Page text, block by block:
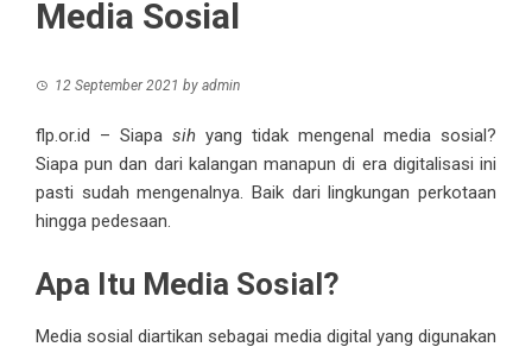
Media Sosial
12 September 2021 by admin
flp.or.id – Siapa sih yang tidak mengenal media sosial?
Siapa pun dan dari kalangan manapun di era digitalisasi ini
pasti sudah mengenalnya. Baik dari lingkungan perkotaan
hingga pedesaan.
Apa Itu Media Sosial?
Media sosial diartikan sebagai media digital yang digunakan